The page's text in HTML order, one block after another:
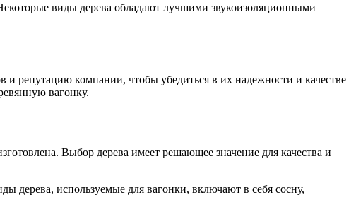
виды дерева обладают лучшими звукоизоляционными
и репутацию компании, чтобы убедиться в их надежности и качестве
вагонку.
Выбор дерева имеет решающее значение для качества и
дерева, используемые для вагонки, включают в себя сосну,